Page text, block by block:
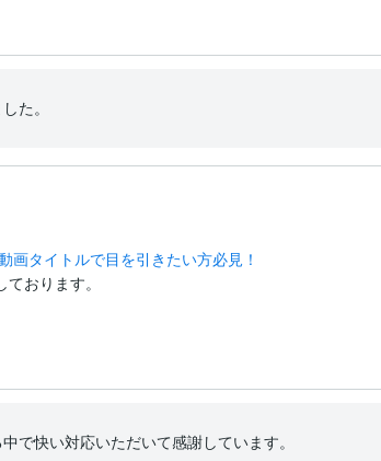
た。
タイトルで目を引きたい方必見！
おります。
で快い対応いただいて感謝しています。